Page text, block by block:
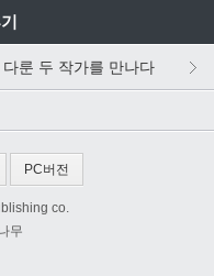
룬 두 작가를 만나다
PC버전
co.
무